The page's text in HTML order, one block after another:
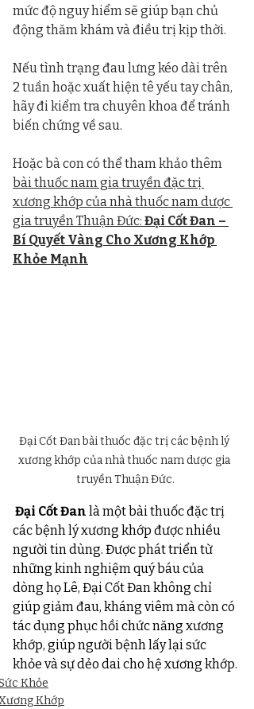
mức độ nguy hiểm sẽ giúp bạn chủ
động thăm khám và điều trị kịp thời.
Nếu tình trạng đau lưng kéo dài trên
2 tuần hoặc xuất hiện tê yếu tay chân,
hãy đi kiểm tra chuyên khoa để tránh
biến chứng về sau.
Hoặc bà con có thể tham khảo thêm
bài thuốc nam gia truyền đặc trị
xương khớp của nhà thuốc nam dược
gia truyền Thuận Đức: Đại Cốt Đan –
Bí Quyết Vàng Cho Xương Khớp
Khỏe Mạnh
​Đại Cốt Đan bài thuốc đặc trị các bệnh lý
xương khớp của nhà thuốc nam dược gia
truyền Thuận Đức.
Đại Cốt Đan là một bài thuốc đặc trị
các bệnh lý xương khớp được nhiều
người tin dùng. Được phát triển từ
những kinh nghiệm quý báu của
dòng họ Lê, Đại Cốt Đan không chỉ
giúp giảm đau, kháng viêm mà còn có
tác dụng phục hồi chức năng xương
khớp, giúp người bệnh lấy lại sức
khỏe và sự dẻo dai cho hệ xương khớp.
Khỏe
Khớp